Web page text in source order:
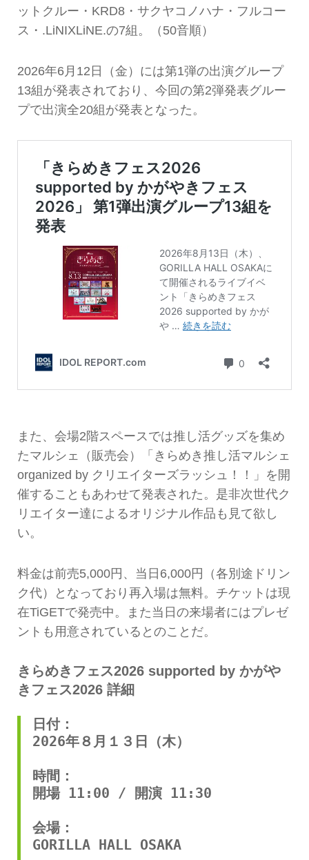
ットクルー・KRD8・サクヤコノハナ・フルコー
ス・.LiNIXLiNE.の7組。（50音順）
2026年6月12日（金）には第1弾の出演グループ
13組が発表されており、今回の第2弾発表グルー
プで出演全20組が発表となった。
また、会場2階スペースでは推し活グッズを集め
たマルシェ（販売会）「きらめき推し活マルシェ
organized by クリエイターズラッシュ！！」を開
催することもあわせて発表された。是非次世代ク
リエイター達によるオリジナル作品も見て欲し
い。
料金は前売5,000円、当日6,000円（各別途ドリン
ク代）となっており再入場は無料。チケットは現
在TiGETで発売中。また当日の来場者にはプレゼ
ントも用意されているとのことだ。
きらめきフェス2026 supported by かがや
きフェス2026 詳細
日付：
2026年８月１３日（木）
時間：
開場 11:00 / 開演 11:30
会場：
GORILLA HALL OSAKA